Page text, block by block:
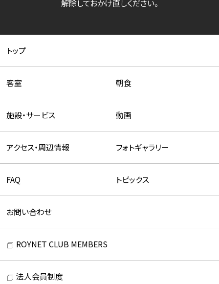
解除しておかけ直しください。
トップ
客室 朝食
施設・サービス 動画
アクセス・周辺情報 フォトギャラリー
FAQ トピックス
お問い合わせ
ROYNET CLUB MEMBERS
法人会員制度